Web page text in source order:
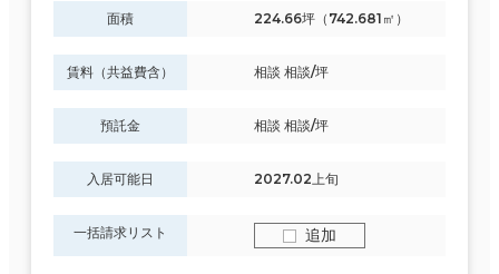
面積 224.66坪（742.681㎡）
賃料（共益費含） 相談 相談/坪
預託金 相談 相談/坪
入居可能日 2027.02上旬
一括請求リスト 追加